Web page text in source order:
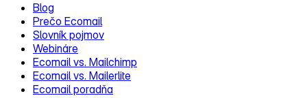
Blog
Prečo Ecomail
Slovník pojmov
Webináre
Ecomail vs. Mailchimp
Ecomail vs. Mailerlite
Ecomail poradňa